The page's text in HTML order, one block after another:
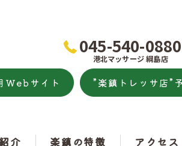
045-540-0880
港北マッサージ 綱島店
Webサイト ”楽鎮トレッサ店”
介 楽鎮の特徴 アクセス